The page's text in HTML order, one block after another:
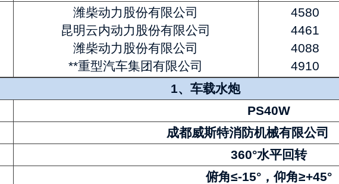
潍柴动力股份有限公司
昆明云内动力股份有限公司
潍柴动力股份有限公司
**重型汽车集团有限公司
4580
4461
4088
4910
1、车载水炮
PS40W
成都威斯特消防机械有限公司
360°水平回转
俯角≤-15°，仰角≥+45°